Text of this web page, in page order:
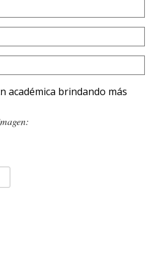
académica brindando más